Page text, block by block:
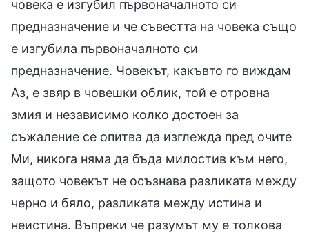
човека е изгубил първоначалното си
предназначение и че съвестта на човека също
е изгубила първоначалното си
предназначение. Човекът, какъвто го виждам
Аз, е звяр в човешки облик, той е отровна
змия и независимо колко достоен за
съжаление се опитва да изглежда пред очите
Ми, никога няма да бъда милостив към него,
защото човекът не осъзнава разликата между
черно и бяло, разликата между истина и
неистина. Въпреки че разумът му е толкова